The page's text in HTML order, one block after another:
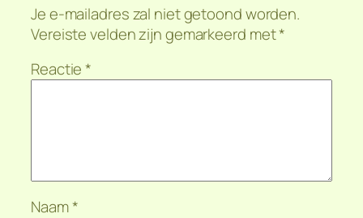
Je e-mailadres zal niet getoond worden.
Vereiste velden zijn gemarkeerd met*
Reactie*
Naam*